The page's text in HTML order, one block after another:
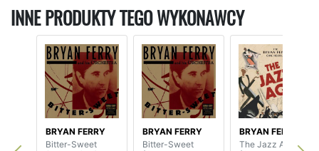
INNE PRODUKTY TEGO WYKONAWCY
BRYAN FERRY
Bitter-Sweet
BRYAN FERRY
Bitter-Sweet
BRYAN FERRY
The Jazz Age